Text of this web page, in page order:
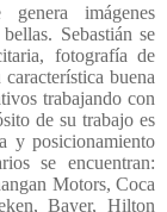
genera imágenes
Sebastián se
fotografía de
buena
trabajando con
de su trabajo es
y posicionamiento
se encuentran:
Motors, Coca
Bayer, Hilton